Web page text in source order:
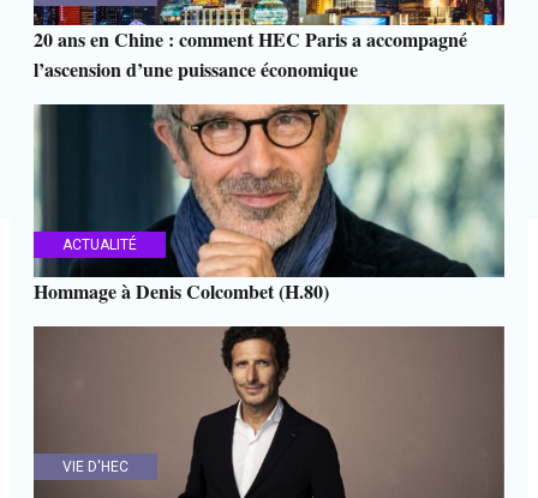
20 ans en Chine : comment HEC Paris a accompagné
l’ascension d’une puissance économique
ACTUALITÉ
Hommage à Denis Colcombet (H.80)
VIE D'HEC